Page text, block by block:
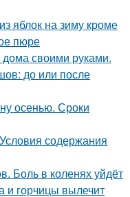
яблок на зиму кроме
пюре
своими руками.
до или после
осенью. Сроки
содержания
Боль в коленях уйдёт
и горчицы вылечит